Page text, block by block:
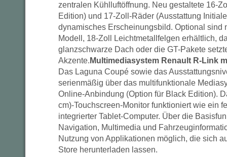
zentralen Kühlluftöffnung. Neu gestaltete 16-
Edition) und 17-Zoll-Räder (Ausstattung
dynamisches Erscheinungsbild. Optional sind
Modell, 18-Zoll Leichtmetallfelgen erhältlich,
glanzschwarze Dach oder die GT-Pakete
Akzente. Multimediasystem Renault R-Link
Das Laguna Coupé sowie das
serienmäßig über das multifunktionale
Online-Anbindung (Option für Black Edition).
cm)-Touchscreen-Monitor funktioniert wie ein
integrierter Tablet-Computer. Über die
Navigation, Multimedia und
Nutzung von Applikationen möglich, die sich
Store herunterladen lassen.